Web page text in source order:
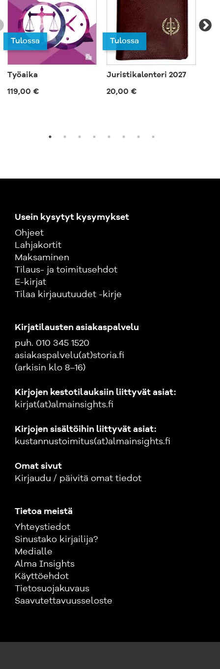
Tulossa
Työaika
119,00 €
Tulossa
Juristikalenteri 2027
20,00 €
Usein kysytyt kysymykset
Ohjeet
Lahjakortit
Maksaminen
Tilaus- ja toimitusehdot
E-kirjat
Tilaa kirjauutuudet -kirje
Kirjatilausten asiakaspalvelu
puh. 010 345 1520
asiakaspalvelu(at)storia.fi
(arkisin klo 8–16)
Kirjojen kestotilauksiin liittyvät asiat:
kirjat(at)almainsights.fi
Kirjojen sisältöihin liittyvät asiat:
kustannustoimitus(at)almainsights.fi
Omat sivut
Kirjaudu / päivitä omat tiedot
Tietoa meistä
Yhteystiedot
Sinustako kirjailija?
Medialle
Alma Insights
Käyttöehdot
Tietosuojakuvaus
Saavutettavuusseloste